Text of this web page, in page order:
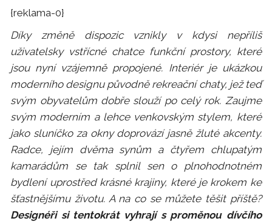
{reklama-0}
Díky změně dispozic vznikly v kdysi nepříliš
uživatelsky vstřícné chatce funkční prostory, které
jsou nyní vzájemně propojené. Interiér je ukázkou
moderního designu původně rekreační chaty, jež teď
svým obyvatelům dobře slouží po celý rok. Zaujme
svým moderním a lehce venkovským stylem, které
jako sluníčko za okny doprovází jasně žluté akcenty.
Radce, jejím dvěma synům a čtyřem chlupatým
kamarádům se tak splnil sen o plnohodnotném
bydlení uprostřed krásné krajiny, které je krokem ke
šťastnějšímu životu. A na co se můžete těšit příště?
Designéři si tentokrát vyhrají s proměnou dívčího